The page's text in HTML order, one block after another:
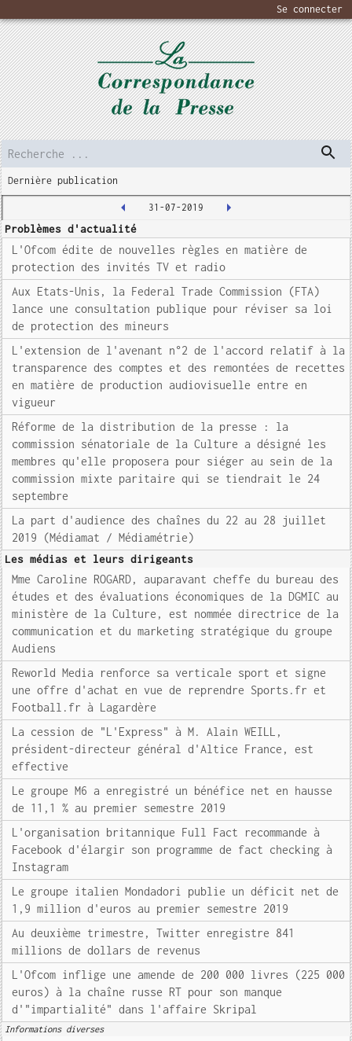
Se connecter
Dernière publication
31-07-2019
Problèmes d'actualité
L'Ofcom édite de nouvelles règles en matière de
protection des invités TV et radio
Aux Etats-Unis, la Federal Trade Commission (FTA)
lance une consultation publique pour réviser sa loi
de protection des mineurs
L'extension de l'avenant n°2 de l'accord relatif à la
transparence des comptes et des remontées de recettes
en matière de production audiovisuelle entre en
vigueur
Réforme de la distribution de la presse : la
commission sénatoriale de la Culture a désigné les
membres qu'elle proposera pour siéger au sein de la
commission mixte paritaire qui se tiendrait le 24
septembre
La part d'audience des chaînes du 22 au 28 juillet
2019 (Médiamat / Médiamétrie)
Les médias et leurs dirigeants
Mme Caroline ROGARD, auparavant cheffe du bureau des
études et des évaluations économiques de la DGMIC au
ministère de la Culture, est nommée directrice de la
communication et du marketing stratégique du groupe
Audiens
Reworld Media renforce sa verticale sport et signe
une offre d'achat en vue de reprendre Sports.fr et
Football.fr à Lagardère
La cession de "L'Express" à M. Alain WEILL,
président-directeur général d'Altice France, est
effective
Le groupe M6 a enregistré un bénéfice net en hausse
de 11,1 % au premier semestre 2019
L'organisation britannique Full Fact recommande à
Facebook d'élargir son programme de fact checking à
Instagram
Le groupe italien Mondadori publie un déficit net de
1,9 million d'euros au premier semestre 2019
Au deuxième trimestre, Twitter enregistre 841
millions de dollars de revenus
L'Ofcom inflige une amende de 200 000 livres (225 000
euros) à la chaîne russe RT pour son manque
d'"impartialité" dans l'affaire Skripal
Informations diverses